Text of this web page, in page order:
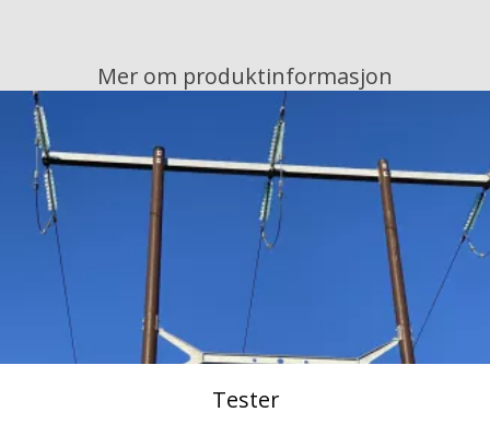
Mer om produktinformasjon
Tester